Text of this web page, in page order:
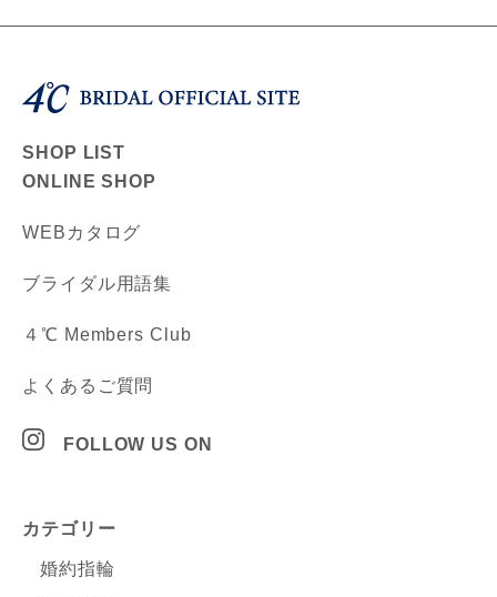
SHOP LIST
ONLINE SHOP
WEBカタログ
ブライダル用語集
４℃ Members Club
よくあるご質問
FOLLOW US ON
カテゴリー
婚約指輪